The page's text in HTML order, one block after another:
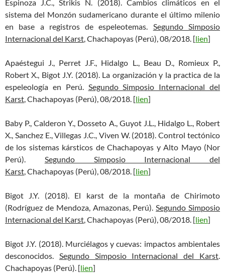
Espinoza J.C., Strikis N. (2018). Cambios climáticos en el
sistema del Monzón sudamericano durante el último milenio
en base a registros de espeleotemas. Segundo Simposio
Internacional del Karst, Chachapoyas (Perú), 08/2018. [lien]
Apaéstegui J., Perret J.F., Hidalgo L., Beau D., Romieux P.,
Robert X., Bigot J.Y. (2018). La organización y la practica de la
espeleología en Perú. Segundo Simposio Internacional del
Karst, Chachapoyas (Perú), 08/2018. [lien]
Baby P., Calderon Y., Dosseto A., Guyot J.L., Hidalgo L., Robert
X., Sanchez E., Villegas J.C., Viven W. (2018). Control tectónico
de los sistemas kársticos de Chachapoyas y Alto Mayo (Nor
Perú). Segundo Simposio Internacional del
Karst, Chachapoyas (Perú), 08/2018. [lien]
Bigot J.Y. (2018). El karst de la montaña de Chirimoto
(Rodríguez de Mendoza, Amazonas, Perú).Segundo Simposio
Internacional del Karst, Chachapoyas (Perú), 08/2018. [lien]
Bigot J.Y. (2018). Murciélagos y cuevas: impactos ambientales
desconocidos. Segundo Simposio Internacional del Karst.
Chachapoyas (Perú). [lien]